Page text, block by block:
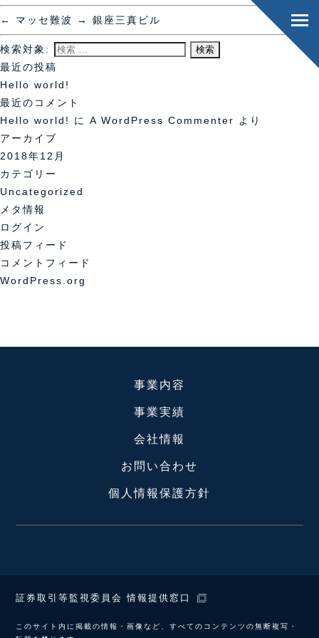
← マッセ難波 → 銀座三真ビル
検索対象:
最近の投稿
Hello world!
最近のコメント
Hello world!
に A WordPress Commenter
より
アーカイブ
2018年12月
カテゴリー
Uncategorized
メタ情報
ログイン
投稿フィード
コメントフィード
WordPress.org
事業内容
事業実績
会社情報
お問い合わせ
個人情報保護方針
証券取引等監視委員会 情報提供窓口
このサイト内に掲載の情報・画像など、すべてのコンテンツの無断複写・